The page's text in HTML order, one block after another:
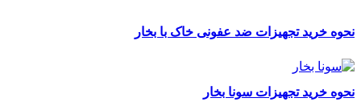
نحوه خرید تجهیزات ضد عفونی خاک با بخار
نحوه خرید تجهیزات سونا بخار